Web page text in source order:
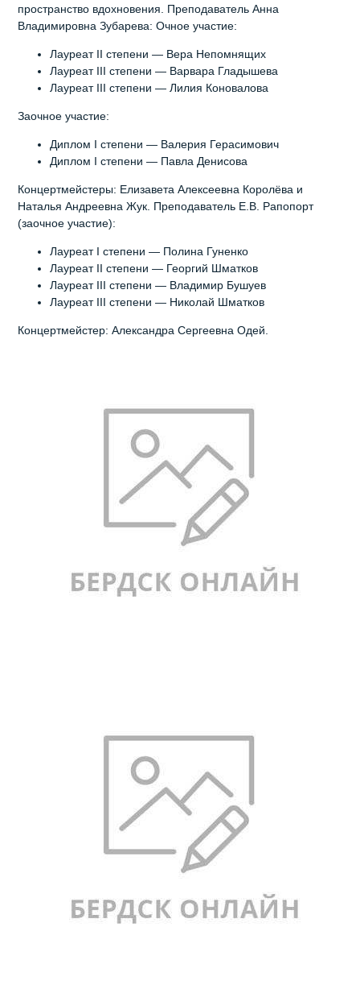
пространство вдохновения. Преподаватель Анна
Владимировна Зубарева: Очное участие:
Лауреат II степени — Вера Непомнящих
Лауреат III степени — Варвара Гладышева
Лауреат III степени — Лилия Коновалова
Заочное участие:
Диплом I степени — Валерия Герасимович
Диплом I степени — Павла Денисова
Концертмейстеры: Елизавета Алексеевна Королёва и
Наталья Андреевна Жук. Преподаватель Е.В. Рапопорт
(заочное участие):
Лауреат I степени — Полина Гуненко
Лауреат II степени — Георгий Шматков
Лауреат III степени — Владимир Бушуев
Лауреат III степени — Николай Шматков
Концертмейстер: Александра Сергеевна Одей.